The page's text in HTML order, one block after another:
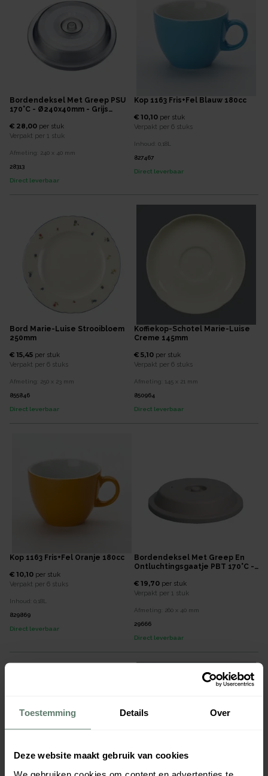
Toestemming Details Over
Deze website maakt gebruik van cookies
We gebruiken cookies om content en advertenties te
Bordendeksel Met Greep PSU
170°C - Ø240x40mm - Grijs
€ 28,00 per stuk
Verpakt per 1 stuk
Afmeting: 240 x 40 mm
28313
Direct leverbaar
Kop 1163 Fris+Fel Blauw 180cc
€ 10,10 per stuk
Verpakt per 6 stuks
Inhoud: 0,18L
827467
Direct leverbaar
Bord Marie-Luise Strooibloem
250mm
€ 15,45 per stuk
Verpakt per 6 stuks
Afmeting: 250 x 23 mm
855846
Direct leverbaar
Koffiekop-Schotel Marie-Luise
Creme 145mm
€ 5,10 per stuk
Verpakt per 6 stuks
Afmeting: 145 x 21 mm
850964
Direct leverbaar
Kop 1163 Fris+Fel Oranje 180cc
€ 10,10 per stuk
Verpakt per 6 stuks
Inhoud: 0,18L
829869
Direct leverbaar
Bordendeksel Met Greep En
Ontluchtingsgaatje PBT 170°C -
€ 19,70 per stuk
Verpakt per 1 stuk
Afmeting: 260 x 40 mm
29666
Direct leverbaar